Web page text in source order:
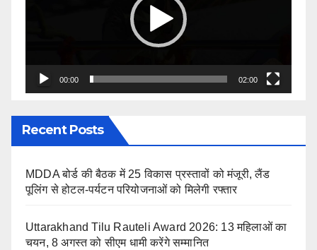
00:00 02:00
Recent Posts
MDDA बोर्ड की बैठक में 25 विकास प्रस्तावों को मंजूरी, लैंड
पूलिंग से होटल-पर्यटन परियोजनाओं को मिलेगी रफ्तार
Uttarakhand Tilu Rauteli Award 2026: 13 महिलाओं का
चयन, 8 अगस्त को सीएम धामी करेंगे सम्मानित